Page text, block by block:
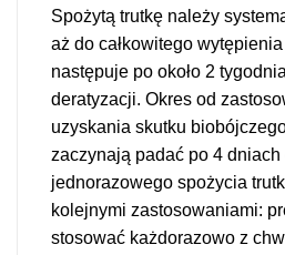
Spożytą trutkę należy
aż do całkowitego
następuje po około 2
deratyzacji. Okres od
uzyskania skutku
zaczynają padać po 4 dniach
jednorazowego spożycia
kolejnymi zastosowaniami:
stosować każdorazowo z